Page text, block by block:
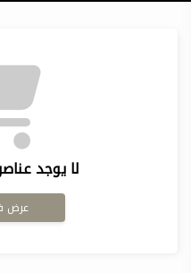
لا يوجد
عرض